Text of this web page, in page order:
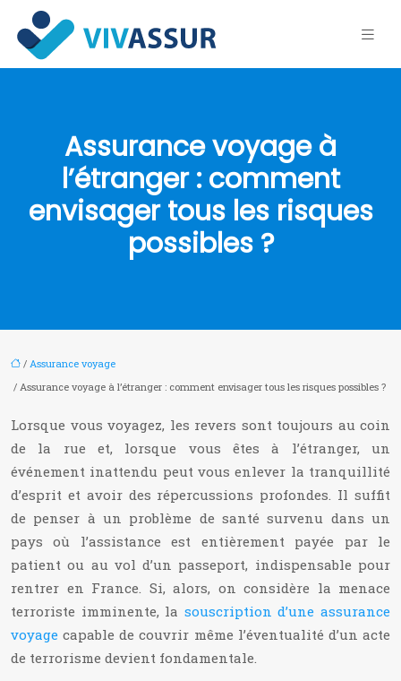
Assurance voyage à
l’étranger : comment
envisager tous les risques
possibles ?
/ Assurance voyage
/ Assurance voyage à l’étranger : comment envisager tous les risques possibles ?
Lorsque vous voyagez, les revers sont toujours au coin
de la rue et, lorsque vous êtes à l’étranger, un
événement inattendu peut vous enlever la tranquillité
d’esprit et avoir des répercussions profondes. Il suffit
de penser à un problème de santé survenu dans un
pays où l’assistance est entièrement payée par le
patient ou au vol d’un passeport, indispensable pour
rentrer en France. Si, alors, on considère la menace
terroriste imminente, la souscription d’une assurance
voyage capable de couvrir même l’éventualité d’un acte
de terrorisme devient fondamentale.